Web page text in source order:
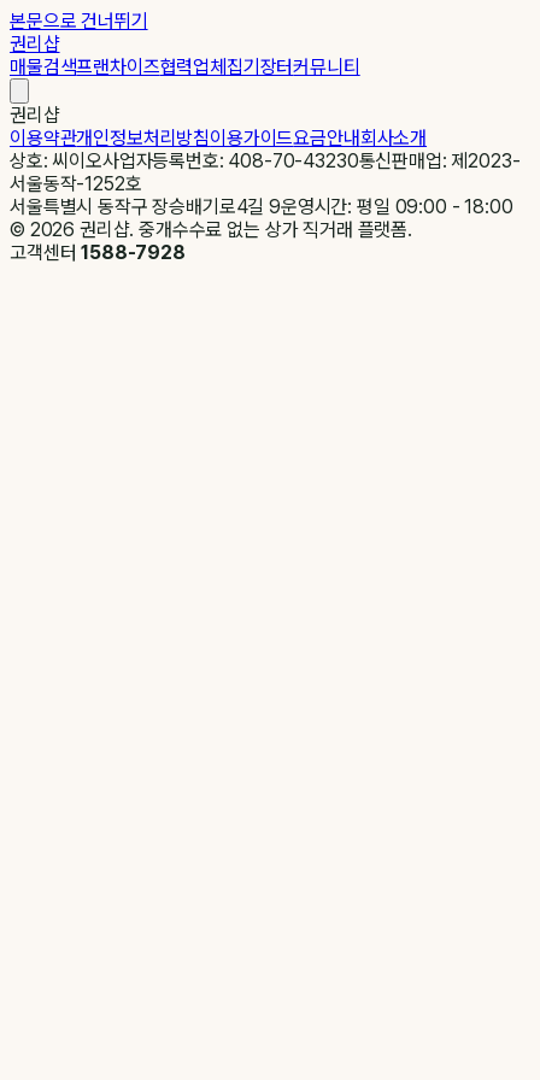
본문으로 건너뛰기
권리샵
매물검색프랜차이즈협력업체집기장터커뮤니티
권리샵
이용약관개인정보처리방침이용가이드요금안내회사소개
상호: 씨이오사업자등록번호: 408-70-43230통신판매업: 제2023-
서울동작-1252호
서울특별시 동작구 장승배기로4길 9운영시간: 평일 09:00 - 18:00
© 2026 권리샵. 중개수수료 없는 상가 직거래 플랫폼.
고객센터1588-7928